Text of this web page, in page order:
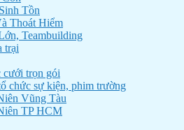
Tồn
Thoát Hiểm
Teambuilding
trại
cưới trọn gói
chức sự kiện, phim trường
Vũng Tàu
TP HCM